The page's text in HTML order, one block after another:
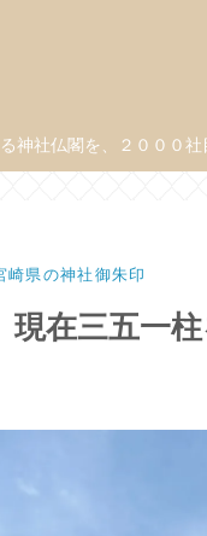
神社仏閣を、２０００
崎県の神社御朱印
在三五一